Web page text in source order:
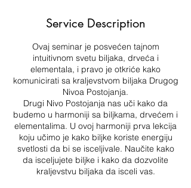
d
Service Description
Ovaj seminar je posvećen tajnom
intuitivnom svetu biljaka, drveća i
elementala, i pravo je otkriće kako
komunicirati sa kraljevstvom biljaka Drugog
Nivoa Postojanja.
Drugi Nivo Postojanja nas uči kako da
budemo u harmoniji sa biljkama, drvećem i
elementalima. U ovoj harmoniji prva lekcija
koju učimo je kako biljke koriste energiju
svetlosti da bi se isceljivale. Naučite kako
da isceljujete biljke i kako da dozvolite
kraljevstvu biljaka da isceli vas.